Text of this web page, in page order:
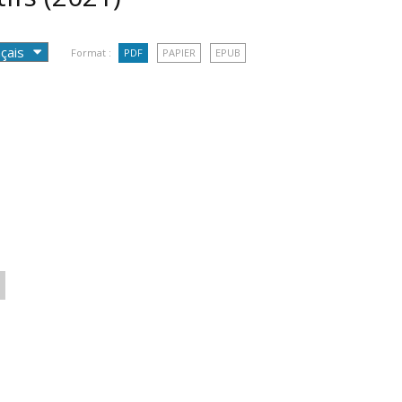
Format : PDF PAPIER EPUB